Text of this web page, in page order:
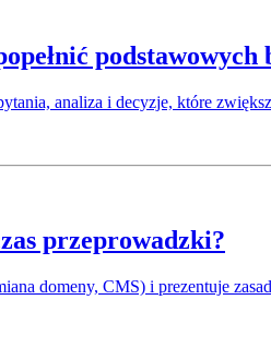
podstawowych
analiza i decyzje, które
przeprowadzki?
domeny, CMS) i prezentuje